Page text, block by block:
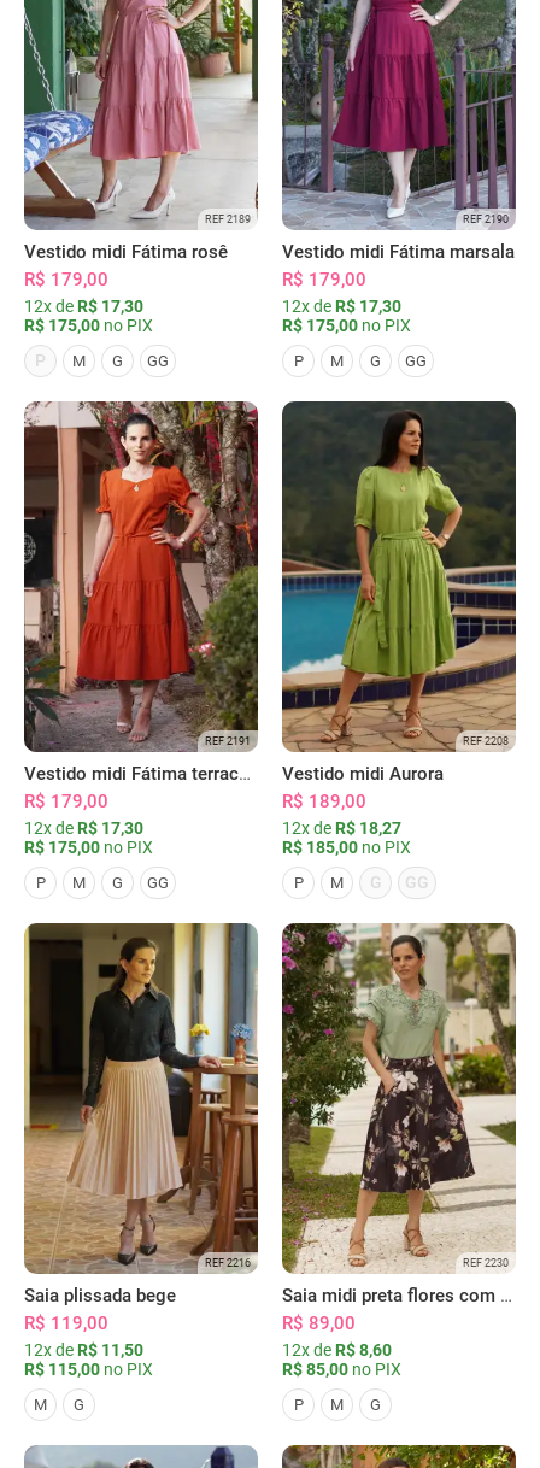
REF 2189
Vestido midi Fátima rosê
R$ 179,00
12x de R$ 17,30
R$ 175,00 no PIX
P
M G GG
REF 2190
Vestido midi Fátima marsala
R$ 179,00
12x de R$ 17,30
R$ 175,00 no PIX
P M G GG
REF 2191
Vestido midi Fátima terracota
R$ 179,00
12x de R$ 17,30
R$ 175,00 no PIX
P M G GG
REF 2208
Vestido midi Aurora
R$ 189,00
12x de R$ 18,27
R$ 185,00 no PIX
P M G GG
REF 2216
Saia plissada bege
R$ 119,00
12x de R$ 11,50
R$ 115,00 no PIX
M G
REF 2230
Saia midi preta flores com bolsos
R$ 89,00
12x de R$ 8,60
R$ 85,00 no PIX
P M G